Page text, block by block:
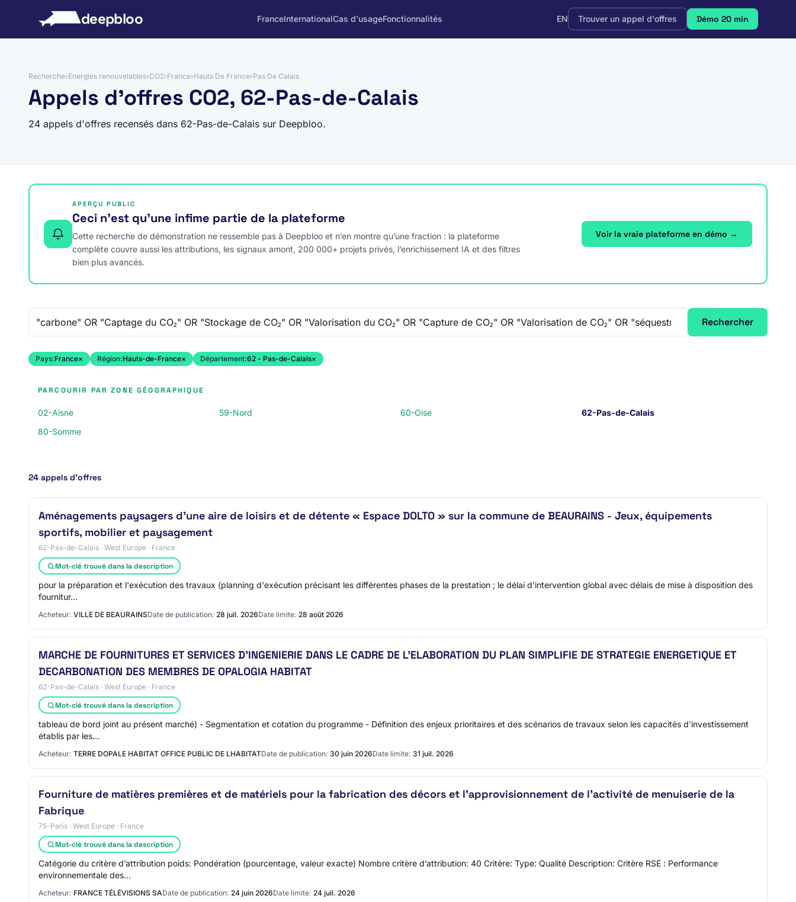
deepbloo FranceInternationalCas d'usageFonctionnalités EN Trouver un appel d'offres Démo 20 min
Recherche›Énergies renouvelables›CO2›France›Hauts De France›Pas De Calais
Appels d'offres CO2, 62-Pas-de-Calais
24 appels d'offres recensés dans 62-Pas-de-Calais sur Deepbloo.
APERÇU PUBLIC
Ceci n’est qu’une infime partie de la plateforme
Cette recherche de démonstration ne ressemble pas à Deepbloo et n’en montre qu’une fraction : la plateforme
complète couvre aussi les attributions, les signaux amont, 200 000+ projets privés, l’enrichissement IA et des filtres
bien plus avancés.
Voir la vraie plateforme en démo →
Rechercher
Pays:France× Région:Hauts-de-France× Département:62 - Pas-de-Calais×
PARCOURIR PAR ZONE GÉOGRAPHIQUE
02-Aisne 59-Nord 60-Oise
62-Pas-de-Calais
80-Somme
24 appels d’offres
Aménagements paysagers d'une aire de loisirs et de détente « Espace DOLTO » sur la commune de BEAURAINS - Jeux, équipements
sportifs, mobilier et paysagement
62-Pas-de-Calais · West Europe · France
Mot-clé trouvé dans la description
pour la préparation et l'exécution des travaux (planning d'exécution précisant les différentes phases de la prestation ; le délai d'intervention global avec délais de mise à disposition des
fournitur…
Acheteur: VILLE DE BEAURAINSDate de publication: 28 juil. 2026Date limite: 28 août 2026
MARCHE DE FOURNITURES ET SERVICES D'INGENIERIE DANS LE CADRE DE L'ELABORATION DU PLAN SIMPLIFIE DE STRATEGIE ENERGETIQUE ET
DECARBONATION DES MEMBRES DE OPALOGIA HABITAT
62-Pas-de-Calais · West Europe · France
Mot-clé trouvé dans la description
tableau de bord joint au présent marché) - Segmentation et cotation du programme - Définition des enjeux prioritaires et des scénarios de travaux selon les capacités d'investissement
établis par les…
Acheteur: TERRE DOPALE HABITAT OFFICE PUBLIC DE LHABITATDate de publication: 30 juin 2026Date limite: 31 juil. 2026
Fourniture de matières premières et de matériels pour la fabrication des décors et l’approvisionnement de l’activité de menuiserie de la
Fabrique
75-Paris · West Europe · France
Mot-clé trouvé dans la description
Catégorie du critère d’attribution poids: Pondération (pourcentage, valeur exacte) Nombre critère d’attribution: 40 Critère: Type: Qualité Description: Critère RSE : Performance
environnementale des…
Acheteur: FRANCE TÉLÉVISIONS SADate de publication: 24 juin 2026Date limite: 24 juil. 2026